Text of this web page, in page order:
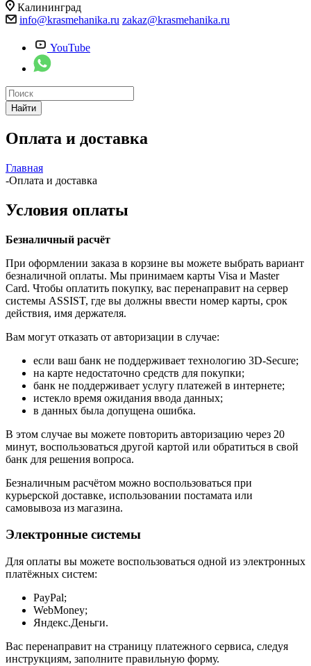
Калининград
info@krasmehanika.ru zakaz@krasmehanika.ru
YouTube
Найти
Оплата и доставка
Главная
-Оплата и доставка
Условия оплаты
Безналичный расчёт
При оформлении заказа в корзине вы можете выбрать вариант
безналичной оплаты. Мы принимаем карты Visa и Master
Card. Чтобы оплатить покупку, вас перенаправит на сервер
системы ASSIST, где вы должны ввести номер карты, срок
действия, имя держателя.
Вам могут отказать от авторизации в случае:
если ваш банк не поддерживает технологию 3D-Secure;
на карте недостаточно средств для покупки;
банк не поддерживает услугу платежей в интернете;
истекло время ожидания ввода данных;
в данных была допущена ошибка.
В этом случае вы можете повторить авторизацию через 20
минут, воспользоваться другой картой или обратиться в свой
банк для решения вопроса.
Безналичным расчётом можно воспользоваться при
курьерской доставке, использовании постамата или
самовывоза из магазина.
Электронные системы
Для оплаты вы можете воспользоваться одной из электронных
платёжных систем:
PayPal;
WebMoney;
Яндекс.Деньги.
Вас перенаправит на страницу платежного сервиса, следуя
инструкциям, заполните правильную форму.